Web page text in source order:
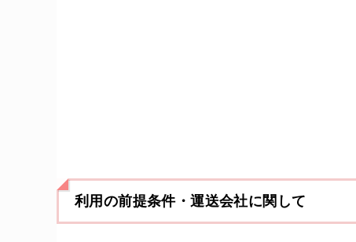
利用の前提条件・運送会社に関して